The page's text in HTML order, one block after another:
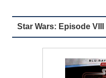
Star Wars: Episode